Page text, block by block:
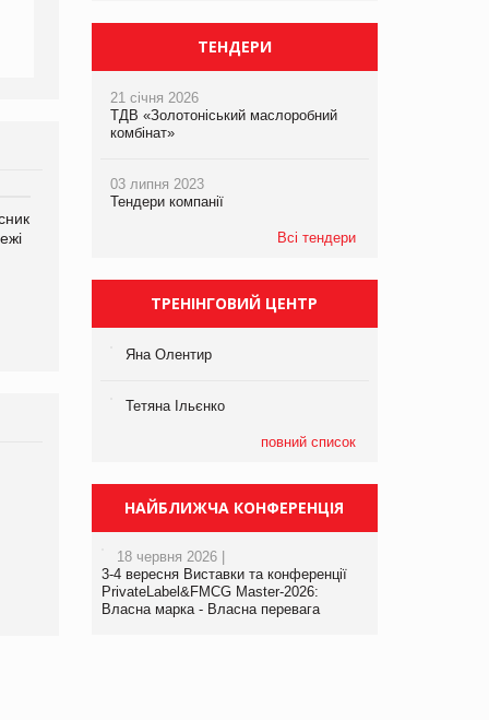
виробництва
компанії «УкраМарин»
ТЕНДЕРИ
21 січня 2026
ТДВ «Золотоніський маслоробний
комбінат»
03 липня 2023
Тендери компанії
Всі тендери
ТРЕНІНГОВИЙ ЦЕНТР
Яна Олентир
Тетяна Ільєнко
повний список
НАЙБЛИЖЧА КОНФЕРЕНЦІЯ
18 червня 2026 |
3-4 вересня Виставки та конференції
PrivateLabel&FMCG Master-2026:
Власна марка - Власна перевага